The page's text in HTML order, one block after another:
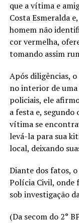
que a vítima e
Costa Esmeralda
homem não
cor vermelha,
tomando assim
Após diligências,
no interior de
policiais, ele
a festa e,
vítima se
levá-la para sua
local, deixando
Diante dos fatos,
Polícia Civil, onde
sob investigação
(Da secom do 2°